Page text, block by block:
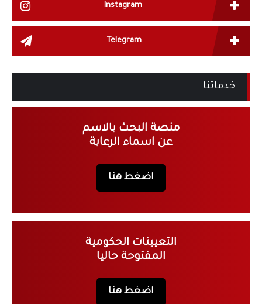
Instagram
Telegram
خدماتنا
منصة البحث بالاسم
عن اسماء الرعاية
اضغط هنا
التعيينات الحكومية
المفتوحة حاليا
اضغط هنا